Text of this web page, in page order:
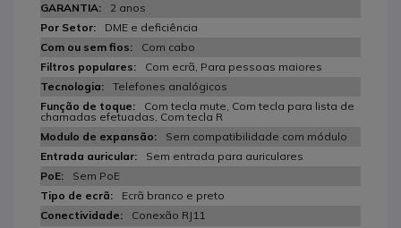
2 anos
DME e deficiência
Com cabo
Com ecrã, Para pessoas maiores
Telefones analógicos
Com tecla mute, Com tecla para lista de
chamadas efetuadas, Com tecla R
Sem compatibilidade com módulo
Sem entrada para auriculares
Sem PoE
Ecrã branco e preto
Conexão RJ11